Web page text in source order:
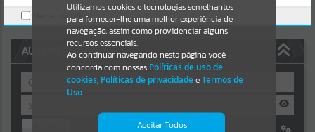
Por favor, aguarde...
NOTÍCIAS
Por favor, aguarde...
AUTOATENDIMENTO
Utilizamos cookies e tecnologias semelhantes
para fornecer-lhe uma melhor experiência de
navegação, assim como providenciar alguns
recursos essenciais.
Ao continuar navegando nesta página você
concorda com nossas Políticas de uso de
cookies, Políticas de privacidadeeTermos de
Uso.
Aceitar Todos
Marcar como lido.